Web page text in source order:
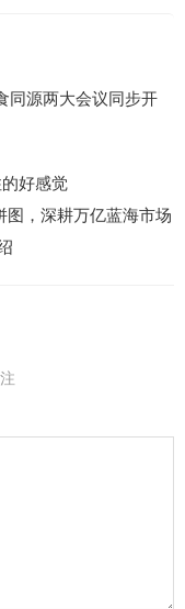
同源两大会议同步开
好感觉
图，深耕万亿蓝海市场